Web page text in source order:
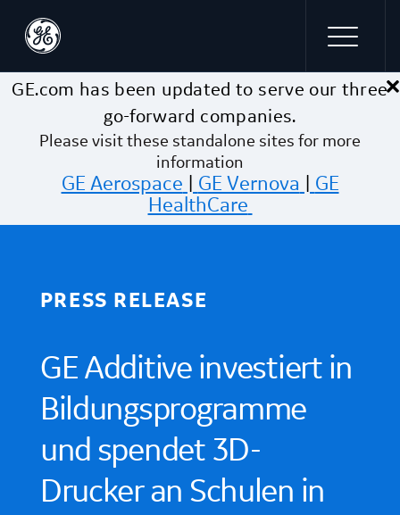
Skip to main content ×
GE.com has been updated to serve our three
go-forward companies.
Please visit these standalone sites for more
information
GE Aerospace GE Vernova
GE
HealthCare
PRESS RELEASE
GE Additive investiert in
Bildungsprogramme
und spendet 3D-
Drucker an Schulen in